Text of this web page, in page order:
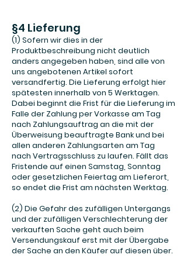
§4 Lieferung
(1) Sofern wir dies in der
Produktbeschreibung nicht deutlich
anders angegeben haben, sind alle von
uns angebotenen Artikel sofort
versandfertig. Die Lieferung erfolgt hier
spätesten innerhalb von 5 Werktagen.
Dabei beginnt die Frist für die Lieferung im
Falle der Zahlung per Vorkasse am Tag
nach Zahlungsauftrag an die mit der
Überweisung beauftragte Bank und bei
allen anderen Zahlungsarten am Tag
nach Vertragsschluss zu laufen. Fällt das
Fristende auf einen Samstag, Sonntag
oder gesetzlichen Feiertag am Lieferort,
so endet die Frist am nächsten Werktag.
(2) Die Gefahr des zufälligen Untergangs
und der zufälligen Verschlechterung der
verkauften Sache geht auch beim
Versendungskauf erst mit der Übergabe
der Sache an den Käufer auf diesen über.